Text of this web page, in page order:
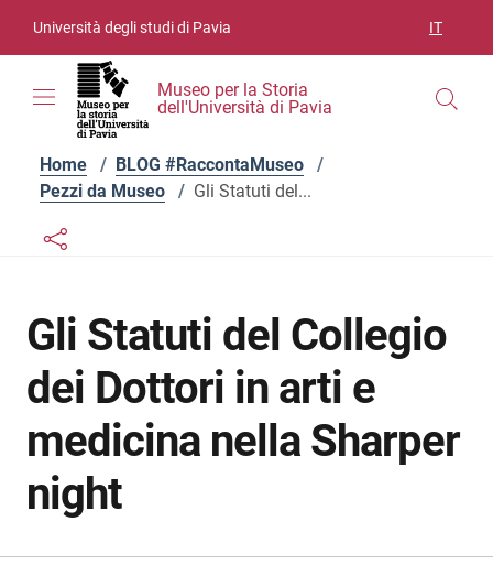
Università degli studi di Pavia IT
Museo per la Storia
dell'Università di Pavia
Home / BLOG #RaccontaMuseo
/
Pezzi da Museo
/ Gli Statuti del...
Links condivisione social
Bottone condivisione social
Gli Statuti del Collegio
dei Dottori in arti e
medicina nella Sharper
night